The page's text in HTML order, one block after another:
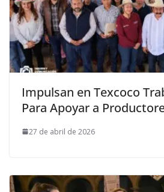
Impulsan en Texcoco
Para Apoyar a
27 de abril de 2026